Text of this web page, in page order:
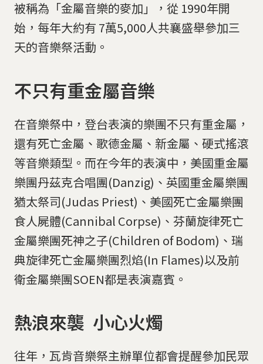
被稱為「金屬音樂的麥加」，從 1990年開
始，每年大約有 7萬5,000人共襄盛舉參加三
天的音樂祭活動。
不只有重金屬音樂
在音樂祭中，登台表演的樂團不只有重金屬，
還有死亡金屬、歌德金屬、新金屬、硬式搖滾
等音樂類型。而在今年的表演中，美國重金屬
樂團丹茲克合唱團(Danzig)、英國重金屬樂團
猶太祭司(Judas Priest)、美國死亡金屬樂團
食人屍體(Cannibal Corpse)、芬蘭旋律死亡
金屬樂團死神之子(Children of Bodom)、瑞
典旋律死亡金屬樂團烈焰(In Flames)以及前
衛金屬樂團SOEN都是表演嘉賓。
熱浪來襲 小心火燭
往年，瓦肯音樂祭主辦單位都會提醒參加民眾